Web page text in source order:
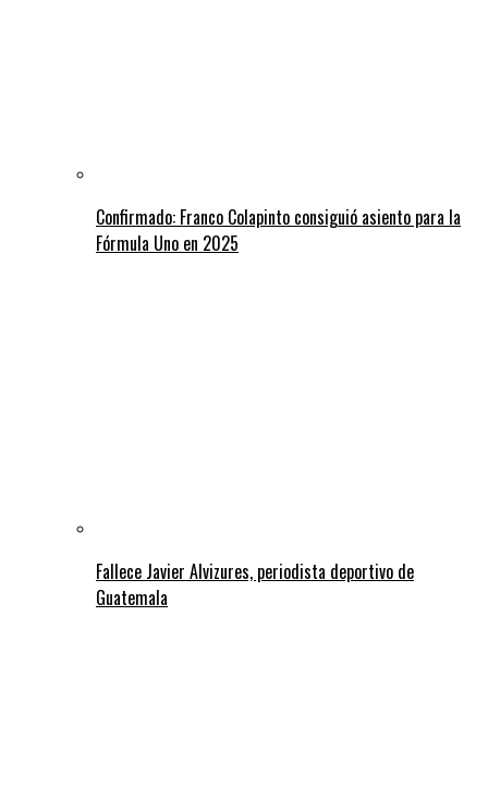
Confirmado: Franco Colapinto consiguió asiento para la
Fórmula Uno en 2025
Fallece Javier Alvizures, periodista deportivo de
Guatemala